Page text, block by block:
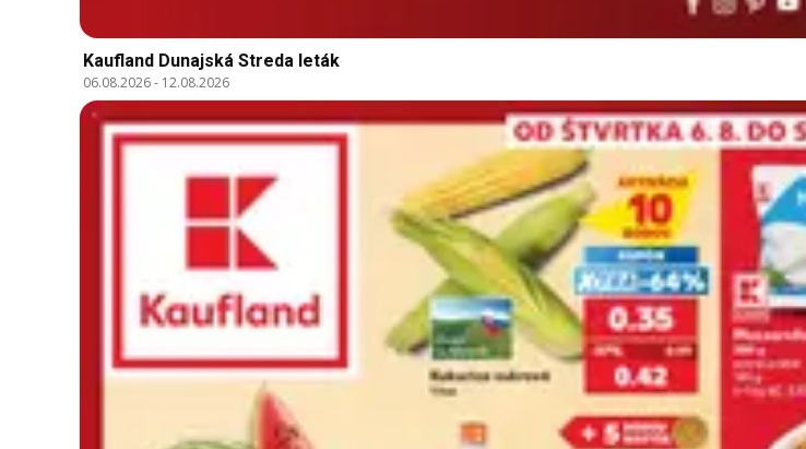
Kaufland Dunajská Streda leták
06.08.2026- 12.08.2026